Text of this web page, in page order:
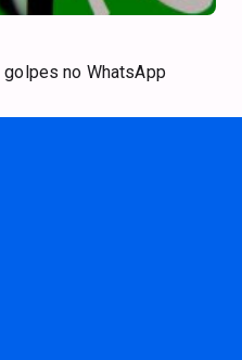
no WhatsApp